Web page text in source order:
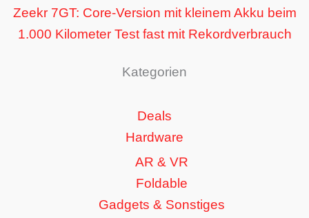
Zeekr 7GT: Core-Version mit kleinem Akku beim
1.000 Kilometer Test fast mit Rekordverbrauch
Kategorien
Deals
Hardware
AR & VR
Foldable
Gadgets & Sonstiges